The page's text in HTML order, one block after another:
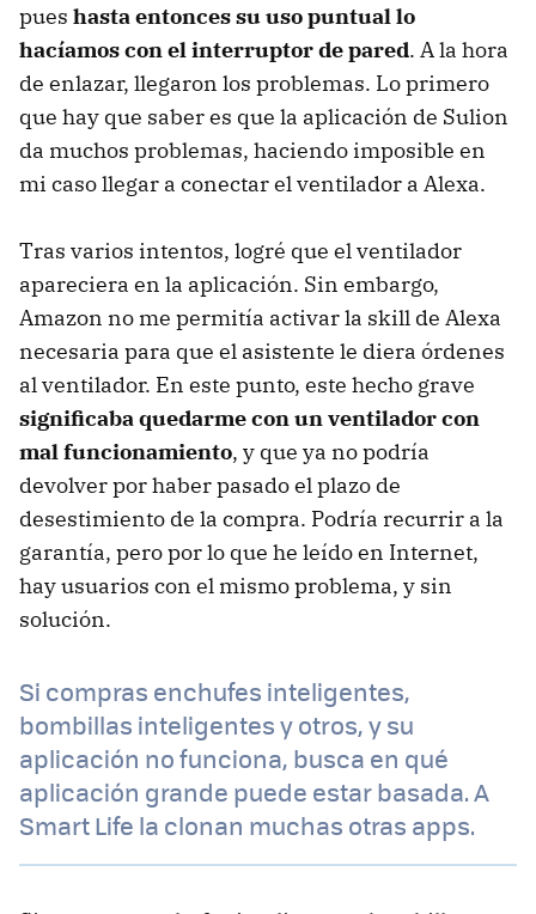
pues hasta entonces su uso puntual lo
hacíamos con el interruptor de pared. A la hora
de enlazar, llegaron los problemas. Lo primero
que hay que saber es que la aplicación de Sulion
da muchos problemas, haciendo imposible en
mi caso llegar a conectar el ventilador a Alexa.
Tras varios intentos, logré que el ventilador
apareciera en la aplicación. Sin embargo,
Amazon no me permitía activar la skill de Alexa
necesaria para que el asistente le diera órdenes
al ventilador. En este punto, este hecho grave
significaba quedarme con un ventilador con
mal funcionamiento, y que ya no podría
devolver por haber pasado el plazo de
desestimiento de la compra. Podría recurrir a la
garantía, pero por lo que he leído en Internet,
hay usuarios con el mismo problema, y sin
solución.
Si compras enchufes inteligentes,
bombillas inteligentes y otros, y su
aplicación no funciona, busca en qué
aplicación grande puede estar basada. A
Smart Life la clonan muchas otras apps.